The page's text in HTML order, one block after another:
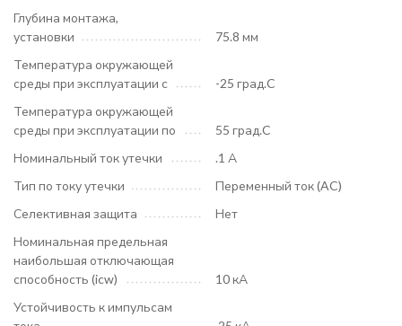
Глубина монтажа,
установки
75.8 мм
Температура окружающей
среды при эксплуатации с
-25 град.C
Температура окружающей
среды при эксплуатации по
55 град.C
Номинальный ток утечки
.1 А
Тип по току утечки
Переменный ток (AC)
Селективная защита
Нет
Номинальная предельная
наибольшая отключающая
способность (icw)
10 кА
Устойчивость к импульсам